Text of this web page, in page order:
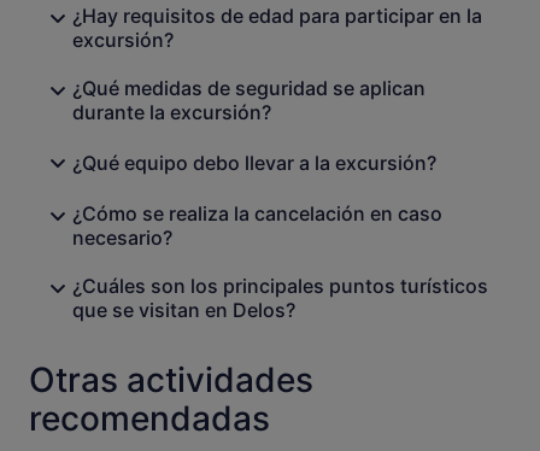
¿Hay requisitos de edad para participar en la
excursión?
¿Qué medidas de seguridad se aplican
durante la excursión?
¿Qué equipo debo llevar a la excursión?
¿Cómo se realiza la cancelación en caso
necesario?
¿Cuáles son los principales puntos turísticos
que se visitan en Delos?
Otras actividades
recomendadas